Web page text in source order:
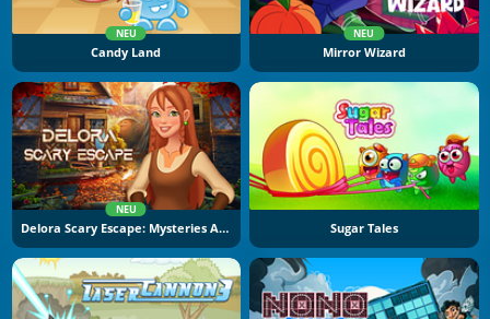
NEU
Candy Land
NEU
Mirror Wizard
NEU
Delora Scary Escape: Mysteries Adventure Sugar Tales